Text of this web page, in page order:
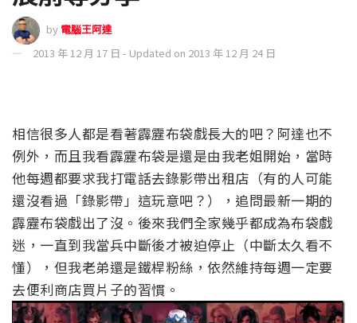
by 電腦王阿達
2013 年 12 月 17 日 - Updated on 2013 年 12 月 24 日
相信很多人都是看著霹靂布袋戲長大的吧？阿達也不
例外，而且我看霹靂布袋是還是由我老姐開始，當時
他每週都要求我打電話去錄影帶出租店（有的人可能
還沒看過「錄影帶」這玩意吧？），追問最新一期的
霹靂布袋戲出了沒。後來我們全家幾乎都成為布袋戲
迷，一直到我當兵中斷後才被迫停止（中斷太久看不
懂），但我老弟還是鐵桿粉絲，依然維持每週一定要
去便利商店買片子的習慣。